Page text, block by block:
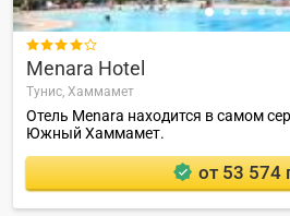

Menara Hotel
Тунис, Хаммамет
Отель Menara находится в самом
Южный Хаммамет.
от 53 574